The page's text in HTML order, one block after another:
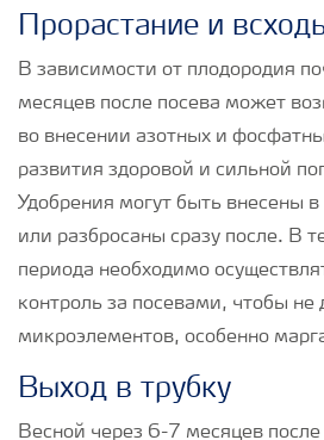
Прорастание и
В зависимости от плодородия
месяцев после посева может
во внесении азотных и
развития здоровой и сильной
Удобрения могут быть внесены
или разбросаны сразу после. В
периода необходимо
контроль за посевами, чтобы не
микроэлементов, особенно
Выход в трубку
Весной через 6-7 месяцев после